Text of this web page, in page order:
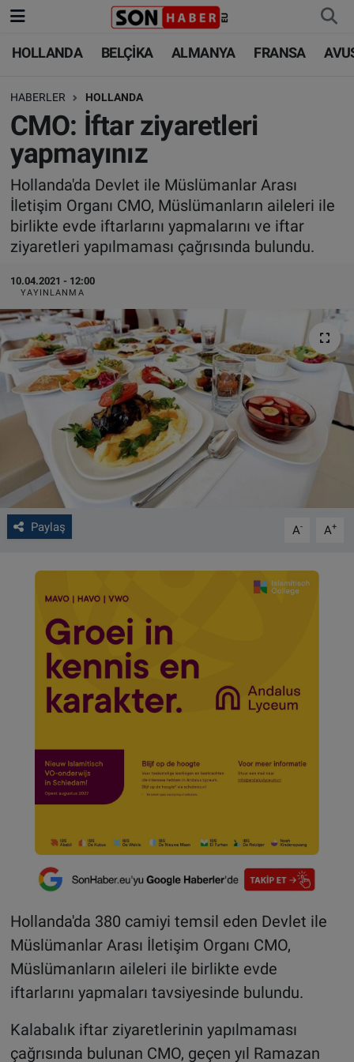
HOLLANDA BELÇİKA ALMANYA FRANSA
HABERLER HOLLANDA
CMO: İftar ziyaretleri
yapmayınız
Hollanda'da Devlet ile Müslümanlar Arası
İletişim Organı CMO, Müslümanların aileleri ile
birlikte evde iftarlarını yapmalarını ve iftar
ziyaretleri yapılmaması çağrısında bulundu.
10.04.2021 - 12:00
YAYINLANMA
Paylaş A- A+
Hollanda'da 380 camiyi temsil eden Devlet ile
Müslümanlar Arası İletişim Organı CMO,
Müslümanların aileleri ile birlikte evde
iftarlarını yapmaları tavsiyesinde bulundu.
Kalabalık iftar ziyaretlerinin yapılmaması
çağrısında bulunan CMO, geçen yıl Ramazan
HOLLANDA
BELÇİKA
ALMANYA
FRANSA
AVUSTURYA
HOLLANDA
BELÇİKA
ALMANYA
TÜRKİYE
DÜNYA
FOTO GALERİ
VIDEO GALERİ
ALGEMENE VOORWAARDEN
CONTACT
Çerez Politikası
Nöbetçi Eczaneler
Hava Durumu
Trafik Durumu
Süper Lig Puan Durumu ve Fikstür
Tüm Manşetler